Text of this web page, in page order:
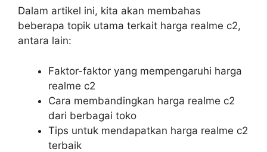
Dalam artikel ini, kita akan membahas
beberapa topik utama terkait harga realme c2,
antara lain:
Faktor-faktor yang mempengaruhi harga
realme c2
Cara membandingkan harga realme c2
dari berbagai toko
Tips untuk mendapatkan harga realme c2
terbaik